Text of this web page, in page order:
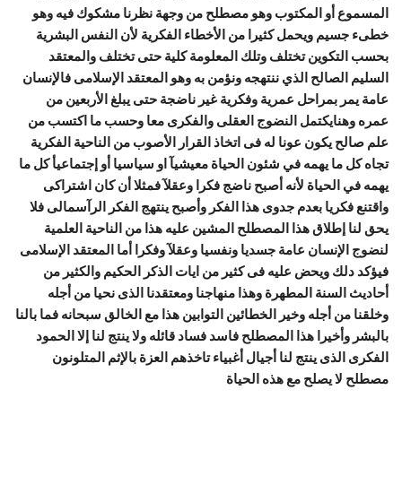
المسموع أو المكتوب وهو مصطلح من وجهة نظرنا مشكوك فيه وهو
خطىء جسيم ويحمل كثيرا من الأخطاء الفكرية لأن النفس البشرية
بحسب التكوين تختلف وتلك المعلومة كلية حتى تختلف والمعتقد
السليم الصالح الذي ننتهجه ونؤمن به وهو المعتقد الإسلامى فالإنسان
عامة يمر بمراحل عمرية وفكرية غير ناضجة حتى يبلغ الأربعين من
عمره وهنايكتمل النضوج العقلى والفكرى معا وحسب ما اكتسب من
علم صالح يكون عونا له فى اتخاذ القرار الأصوب من الناحية الفكرية
تجاه كل ما يهمه في شئون الحياة معيشيآ او سياسيا أو إجتماعيأ كل ما
يهمه في الحياة لأنه أصبح ناضج فكرا وعقلآ فمثلا أن كان اشتراكى
واقتنع فكريا بعدم جدوى هذا الفكر وأصبح ينتهج الفكر الرآسمالى فلا
يحق لنا إطلاق هذا المصطلح المشين عليه هذا من الناحية العلمية
لنضوج الإنسان عامة جسديا ونفسيا وعقلآ وفكرا أما المعتقد الإسلامى
فيؤكد دلك ويحض عليه فى كثير من ايات الذكر الحكيم والكثير من
أحاديث السنة المطهرة وهذا منهاجنا ومعتقدنا الذى نحيا من أجله
وخلقنا من أجله وخير الخطائين التوابين هذا مع الخالق سبحانه فما بالنا
بالبشر وأخيرا هذا المصطلح فاسد فساد قائله ولا ينتج لنا إلا الحمود
الفكرى الذى ينتج لنا أجيال أغبياء تاخذهم العزة بالإثم المتلونون
مصطلح لا يصلح مع هذه الحياة